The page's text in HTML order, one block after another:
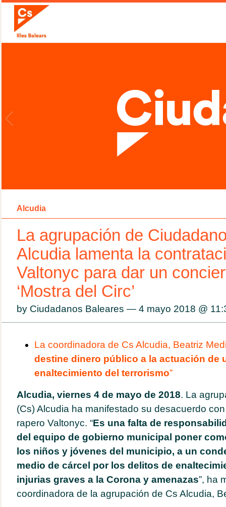
Alcudia
La agrupación de
Alcudia lamenta la
Valtonyc para dar un
‘Mostra del Circ’
by Ciudadanos Baleares — 4 mayo 2018 @
La coordinadora de Cs Alcudia, Beatriz
destine dinero público a la actuación de
enaltecimiento del terrorismo”
Alcudia, viernes 4 de mayo de 2018. La
(Cs) Alcudia ha manifestado su desacuerdo
rapero Valtonyc. “Es una falta de
del equipo de gobierno municipal poner
los niños y jóvenes del municipio, a un
medio de cárcel por los delitos de
injurias graves a la Corona y amenazas”, ha
coordinadora de la agrupación de Cs Alcudia,